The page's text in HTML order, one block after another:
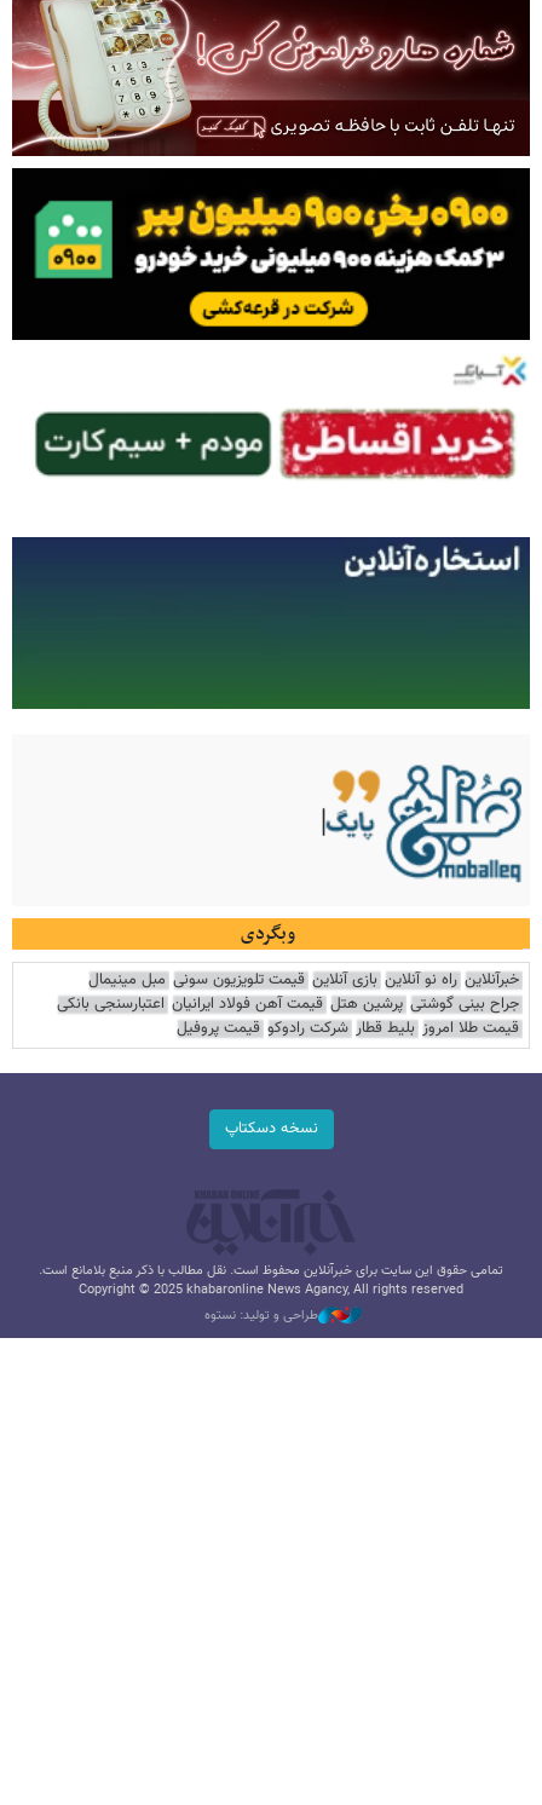
وبگردی
خبرآنلاین راه نو آنلاین بازی آنلاین قیمت تلویزیون سونی مبل مینیمال
جراح بینی گوشتی پرشین هتل قیمت آهن فولاد ایرانیان اعتبارسنجی بانکی
قیمت طلا امروز بلیط قطار شرکت رادوکو قیمت پروفیل
نسخه دسکتاپ
تمامی حقوق این سایت برای خبرآنلاین محفوظ است. نقل مطالب با ذکر منبع بلامانع است.
Copyright © 2025 khabaronline News Agancy, All rights reserved
طراحی و تولید: نستوه